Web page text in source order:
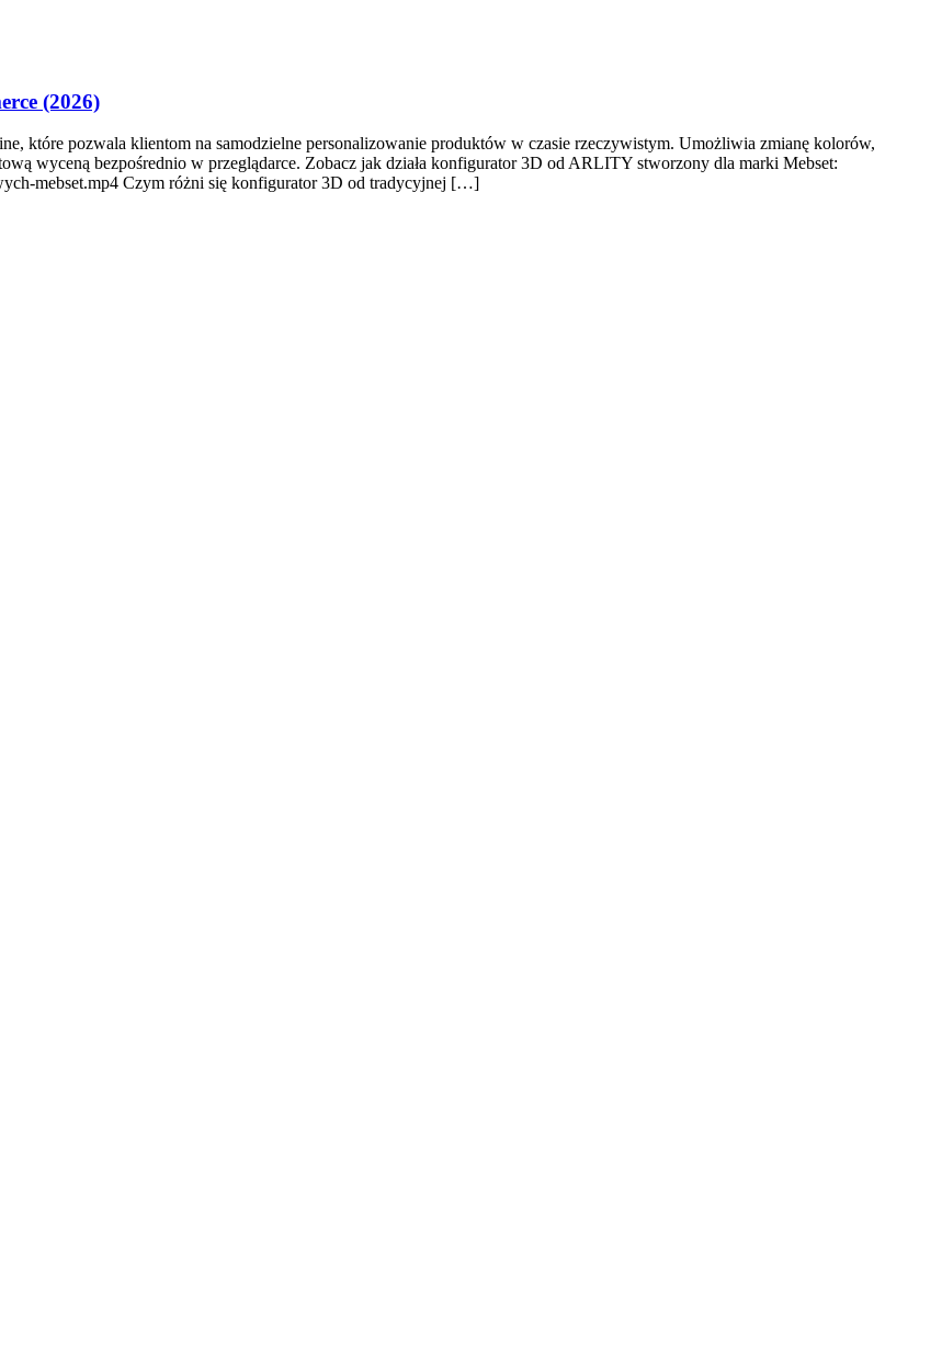
(2026)
które pozwala klientom na samodzielne personalizowanie produktów w czasie rzeczywistym. Umożliwia zmianę kolorów,
wyceną bezpośrednio w przeglądarce. Zobacz jak działa konfigurator 3D od ARLITY stworzony dla marki Mebset:
mebset.mp4 Czym różni się konfigurator 3D od tradycyjnej […]